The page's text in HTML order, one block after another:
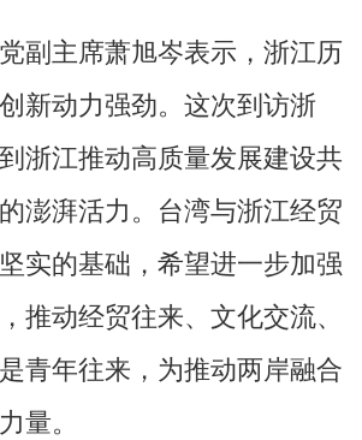
主席萧旭岑表示，浙江历
新动力强劲。这次到访浙
浙江推动高质量发展建设共
澎湃活力。台湾与浙江经贸
实的基础，希望进一步加强
推动经贸往来、文化交流、
青年往来，为推动两岸融合
量。